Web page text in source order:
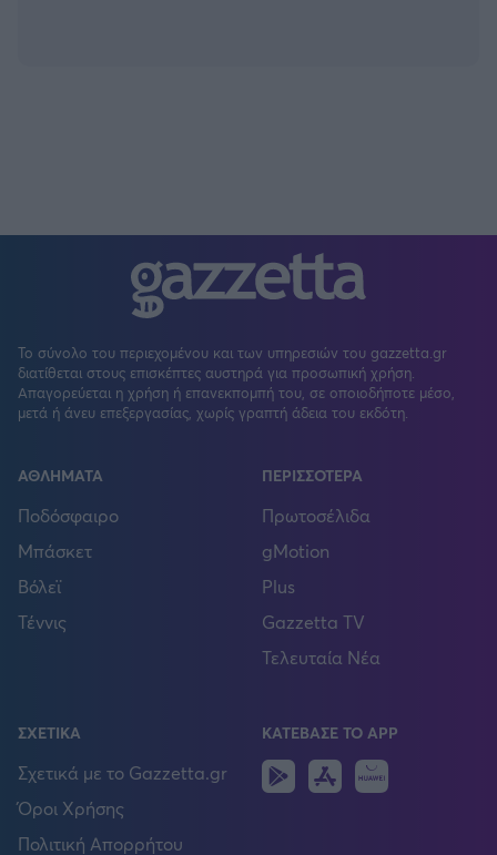
Το σύνολο του περιεχομένου και των υπηρεσιών του gazzetta.gr
διατίθεται στους επισκέπτες αυστηρά για προσωπική χρήση.
Απαγορεύεται η χρήση ή επανεκπομπή του, σε οποιοδήποτε μέσο,
μετά ή άνευ επεξεργασίας, χωρίς γραπτή άδεια του εκδότη.
ΑΘΛΗΜΑΤΑ
Ποδόσφαιρο
Μπάσκετ
Βόλεϊ
Τέννις
ΠΕΡΙΣΣΟΤΕΡΑ
Πρωτοσέλιδα
gMotion
Plus
Gazzetta TV
Τελευταία Νέα
ΣΧΕΤΙΚΑ
Σχετικά με το Gazzetta.gr
Όροι Χρήσης
Πολιτική Απορρήτου
ΚΑΤΕΒΑΣΕ ΤΟ APP
Android
IOS